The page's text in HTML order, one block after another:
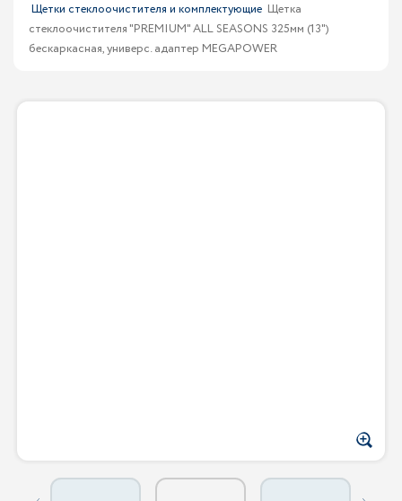
Щетки стеклоочистителя и комплектующие Щетка
стеклоочистителя "PREMIUM" ALL SEASONS 325мм (13")
бескаркасная, универс. адаптер MEGAPOWER